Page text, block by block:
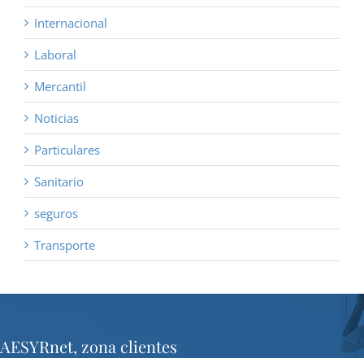
Internacional
Laboral
Mercantil
Noticias
Particulares
Sanitario
seguros
Transporte
AESYRnet, zona clientes